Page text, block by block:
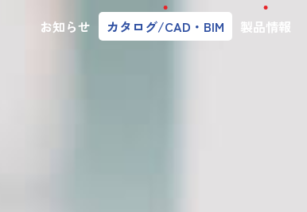
お知らせ カタログ/CAD・BIM 製品情報